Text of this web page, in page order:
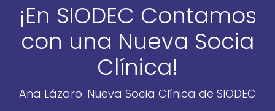
¡En SIODEC Contamos
con una Nueva Socia
Clínica!
Ana Lázaro. Nueva Socia Clínica de SIODEC